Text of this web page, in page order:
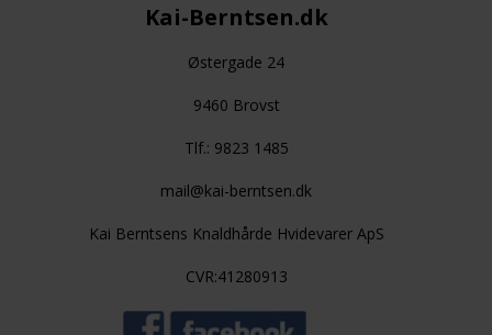
Kai-Berntsen.dk
Østergade 24
9460 Brovst
Tlf.: 9823 1485
mail@kai-berntsen.dk
Kai Berntsens Knaldhårde Hvidevarer ApS
CVR:41280913